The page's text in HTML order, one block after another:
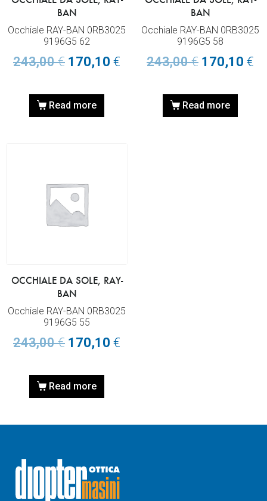
BAN
Occhiale RAY-BAN 0RB3025
9196G5 62
243,00€ 170,10 €
Read more
BAN
Occhiale RAY-BAN 0RB3025
9196G5 58
243,00€ 170,10 €
Read more
OCCHIALE DA SOLE, RAY-
BAN
Occhiale RAY-BAN 0RB3025
9196G5 55
243,00€ 170,10 €
Read more